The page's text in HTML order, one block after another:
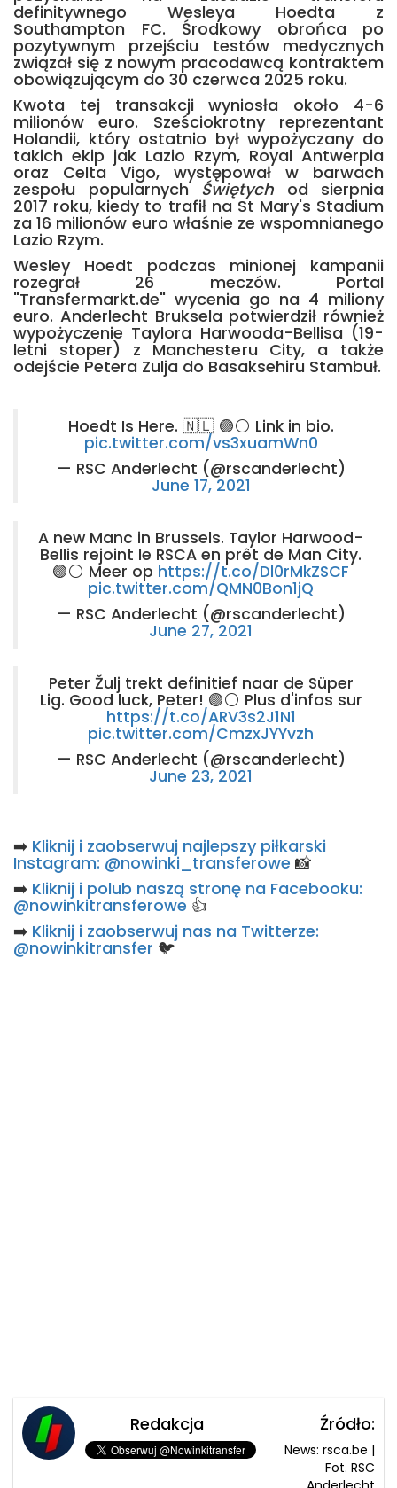
definitywnego Wesleya Hoedta z
Southampton FC. Środkowy obrońca po
pozytywnym przejściu testów medycznych
związał się z nowym pracodawcą kontraktem
obowiązującym do 30 czerwca 2025 roku.
Kwota tej transakcji wyniosła około 4-6
milionów euro. Sześciokrotny reprezentant
Holandii, który ostatnio był wypożyczany do
takich ekip jak Lazio Rzym, Royal Antwerpia
oraz Celta Vigo, występował w barwach
zespołu popularnych Świętych od sierpnia
2017 roku, kiedy to trafił na St Mary's Stadium
za 16 milionów euro właśnie ze wspomnianego
Lazio Rzym.
Wesley Hoedt podczas minionej kampanii
rozegrał 26 meczów. Portal
"Transfermarkt.de" wycenia go na 4 miliony
euro. Anderlecht Bruksela potwierdził również
wypożyczenie Taylora Harwooda-Bellisa (19-
letni stoper) z Manchesteru City, a także
odejście Petera Zulja do Basaksehiru Stambuł.
Hoedt Is Here. 🇳🇱 🟣⚪ Link in bio.
pic.twitter.com/vs3xuamWn0
— RSC Anderlecht (@rscanderlecht)
June 17, 2021
A new Manc in Brussels. Taylor Harwood-
Bellis rejoint le RSCA en prêt de Man City.
🟣⚪ Meer op https://t.co/Dl0rMkZSCF
pic.twitter.com/QMN0Bon1jQ
— RSC Anderlecht (@rscanderlecht)
June 27, 2021
Peter Žulj trekt definitief naar de Süper
Lig. Good luck, Peter! 🟣⚪ Plus d'infos sur
https://t.co/ARV3s2J1N1
pic.twitter.com/CmzxJYYvzh
— RSC Anderlecht (@rscanderlecht)
June 23, 2021
➡️ Kliknij i zaobserwuj najlepszy piłkarski
Instagram: @nowinki_transferowe 📸
➡️ Kliknij i polub naszą stronę na Facebooku:
@nowinkitransferowe 👍
➡️ Kliknij i zaobserwuj nas na Twitterze:
@nowinkitransfer 🐦
Redakcja Źródło:
News: rsca.be |
Fot. RSC